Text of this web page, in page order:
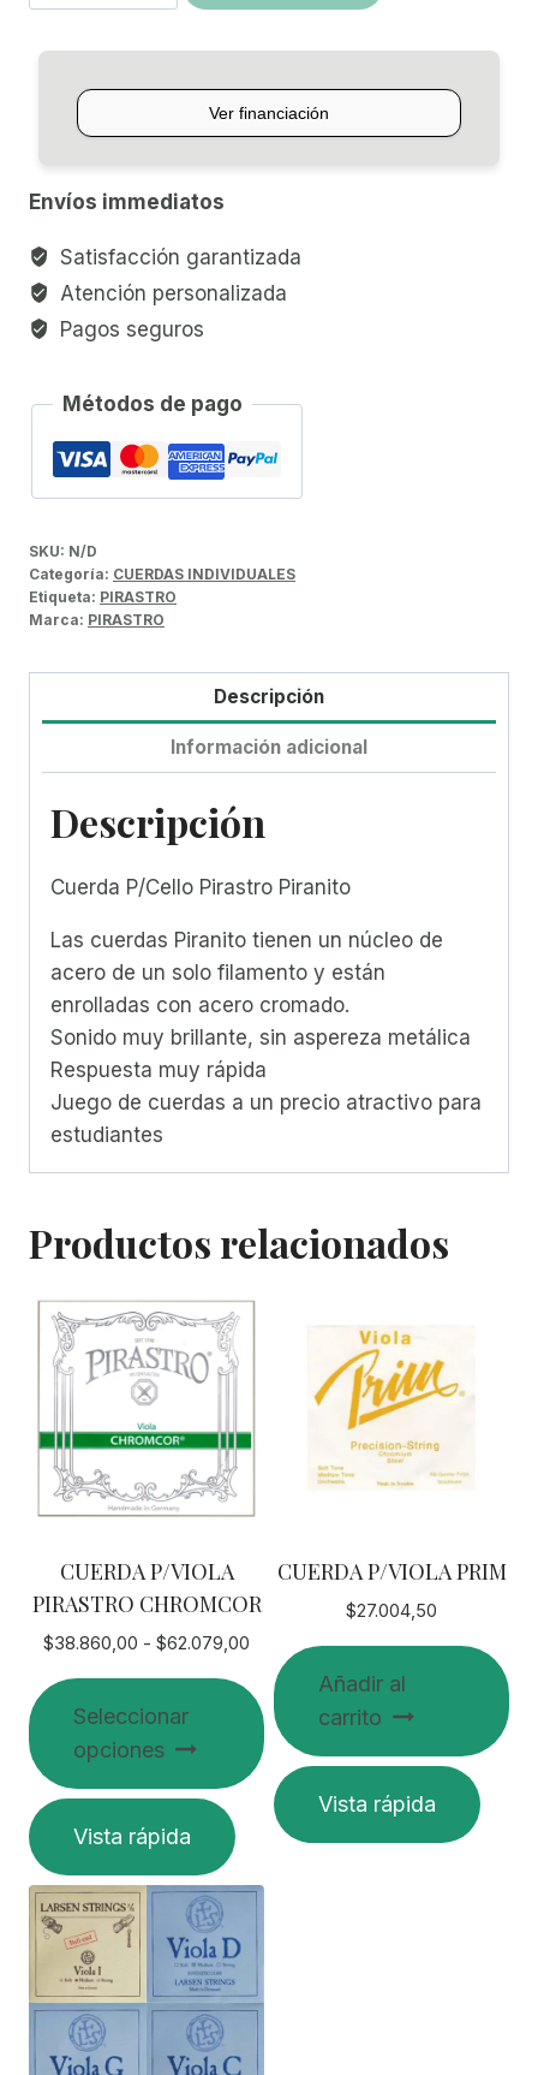
P/CELLO
cantidad
Envíos immediatos
Satisfacción garantizada
Atención personalizada
Pagos seguros
Métodos de pago
SKU: N/D
Categoría: CUERDAS INDIVIDUALES
Etiqueta: PIRASTRO
Marca: PIRASTRO
Descripción
Información adicional
Descripción
Cuerda P/Cello Pirastro Piranito
Las cuerdas Piranito tienen un núcleo de
acero de un solo filamento y están
enrolladas con acero cromado.
Sonido muy brillante, sin aspereza metálica
Respuesta muy rápida
Juego de cuerdas a un precio atractivo para
estudiantes
Productos relacionados
CUERDA P/VIOLA
PIRASTRO CHROMCOR
$38.860,00 - $62.079,00
precios:
desde
$38.860,00
hasta
$62.079,00
Seleccionar
opciones
Este
producto
tiene
múltiples
variantes.
Las
opciones
Vista rápida
CUERDA P/VIOLA PRIM
$27.004,50
Añadir al
carrito
Vista rápida